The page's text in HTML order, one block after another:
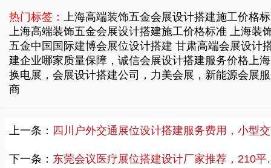
热门标签：
上海高端装饰五金会展设计搭建施工价格
上海高端装饰五金会展设计搭建施工价格标准 上海装
五金中国国际建博会展位设计搭建 甘肃高端会展设计
建企业哪家质量保障，诚信会展设计搭建服务价格 上
换电展，会展设计搭建公司，力美会展，新能源会展
商
上一条： 四川户外交通展位设计搭建服务费用，小型交通展位设计搭建服务
下一条： 东莞会议医疗展位搭建设计厂家推荐，210平米展位搭建设计费用